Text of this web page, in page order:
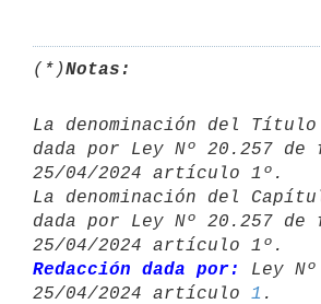
(*)Notas:
La denominación del
dada por Ley Nº 20.257 de
25/04/2024 artículo 1º.
La denominación del
dada por Ley Nº 20.257 de
Redacción dada por:
Ley
25/04/2024 artículo 1